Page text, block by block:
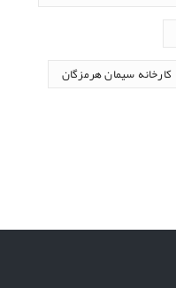
کارخانه سیمان هرمزگان